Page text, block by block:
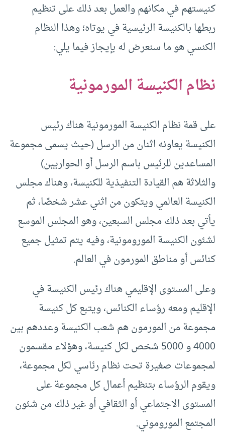
كنيستهم في مكانهم والعمل بعد ذلك على تنظيم
ربطها بالكنيسة الرئيسية في يوتاه؛ وهذا النظام
الكنسي هو ما سنعرض له بإيجاز فيما يلي:
نظام الكنيسة المورمونية
على قمة نظام الكنيسة المورمونية هناك رئيس
الكنيسة يعاونه اثنان من الرسل (حيث يسمى مجموعة
المساعدين للرئيس باسم الرسل أو الحواريين)
والثلاثة هم القيادة التنفيذية للكنيسة، وهناك مجلس
الكنيسة العالمي ويتكون من اثني عشر شخصًا، ثم
يأتي بعد ذلك مجلس السبعين، وهو المجلس الموسع
لشئون الكنيسة المورومونية، وفيه يتم تمثيل جميع
كنائس أو مناطق المورمون في العالم.
وعلى المستوى الإقليمي هناك رئيس الكنيسة في
الإقليم ومعه رؤساء الكنائس، ويتبع كل كنيسة
مجموعة من المورمون هم شعب الكنيسة وعددهم بين
4000 و 5000 شخص لكل كنيسة، وهؤلاء مقسمون
لمجموعات صغيرة تحت نظام رئاسي لكل مجموعة،
ويقوم الرؤساء بتنظيم أعمال كل مجموعة على
المستوى الاجتماعي أو الثقافي أو غير ذلك من شئون
المجتمع الموروموني.